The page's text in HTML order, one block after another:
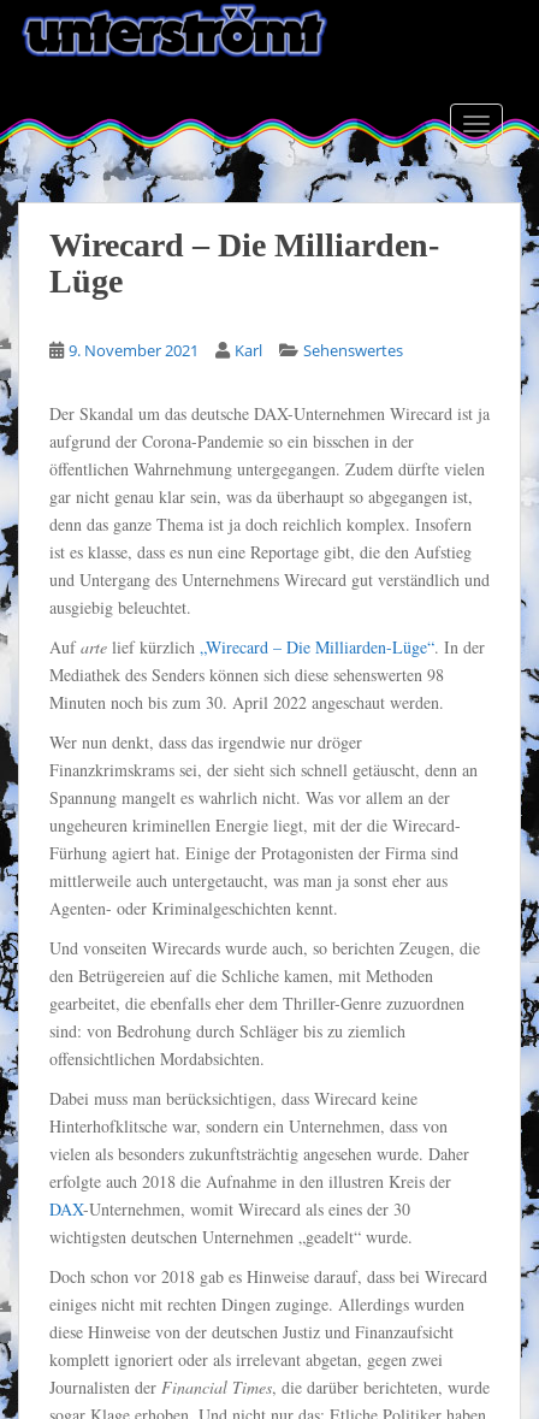
o
m
a
i
n
n
t
e
n
t
Wirecard – Die Milliarden-
Lüge
9. November 2021 Karl Sehenswertes
Der Skandal um das deutsche DAX-Unternehmen Wirecard ist ja
aufgrund der Corona-Pandemie so ein bisschen in der
öffentlichen Wahrnehmung untergegangen. Zudem dürfte vielen
gar nicht genau klar sein, was da überhaupt so abgegangen ist,
denn das ganze Thema ist ja doch reichlich komplex. Insofern
ist es klasse, dass es nun eine Reportage gibt, die den Aufstieg
und Untergang des Unternehmens Wirecard gut verständlich und
ausgiebig beleuchtet.
Aufarte lief kürzlich „Wirecard – Die Milliarden-Lüge“. In der
Mediathek des Senders können sich diese sehenswerten 98
Minuten noch bis zum 30. April 2022 angeschaut werden.
Wer nun denkt, dass das irgendwie nur dröger
Finanzkrimskrams sei, der sieht sich schnell getäuscht, denn an
Spannung mangelt es wahrlich nicht. Was vor allem an der
ungeheuren kriminellen Energie liegt, mit der die Wirecard-
Fürhung agiert hat. Einige der Protagonisten der Firma sind
mittlerweile auch untergetaucht, was man ja sonst eher aus
Agenten- oder Kriminalgeschichten kennt.
Und vonseiten Wirecards wurde auch, so berichten Zeugen, die
den Betrügereien auf die Schliche kamen, mit Methoden
gearbeitet, die ebenfalls eher dem Thriller-Genre zuzuordnen
sind: von Bedrohung durch Schläger bis zu ziemlich
offensichtlichen Mordabsichten.
Dabei muss man berücksichtigen, dass Wirecard keine
Hinterhofklitsche war, sondern ein Unternehmen, dass von
vielen als besonders zukunftsträchtig angesehen wurde. Daher
erfolgte auch 2018 die Aufnahme in den illustren Kreis der
DAX-Unternehmen, womit Wirecard als eines der 30
wichtigsten deutschen Unternehmen „geadelt“ wurde.
Doch schon vor 2018 gab es Hinweise darauf, dass bei Wirecard
einiges nicht mit rechten Dingen zuginge. Allerdings wurden
diese Hinweise von der deutschen Justiz und Finanzaufsicht
komplett ignoriert oder als irrelevant abgetan, gegen zwei
Journalisten der Financial Times, die darüber berichteten, wurde